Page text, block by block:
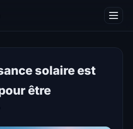
solaire est
être